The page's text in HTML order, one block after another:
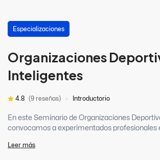
Especializaciones
Organizaciones
Inteligentes
4.8 (9 reseñas) Introductorio
En este Seminario de Organizaciones
convocamos a experimentados profesionales
conocimientos.
Leer más